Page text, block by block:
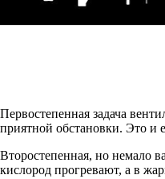
Первостепенная задача
приятной обстановки. Это и
Второстепенная, но немало
кислород прогревают, а в